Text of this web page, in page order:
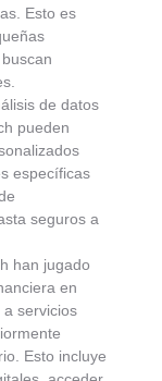
Esto es
de datos
pueden
específicas
seguros a
han jugado
en
a servicios
Esto incluye